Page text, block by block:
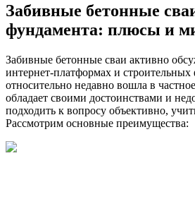
Забивные бетонные
фундамента: плюсы и
Забивные бетонные сваи активно
интернет-платформах и строительных
относительно недавно вошла в
обладает своими достоинствами и
подходить к вопросу объективно,
Рассмотрим основные преимущества: